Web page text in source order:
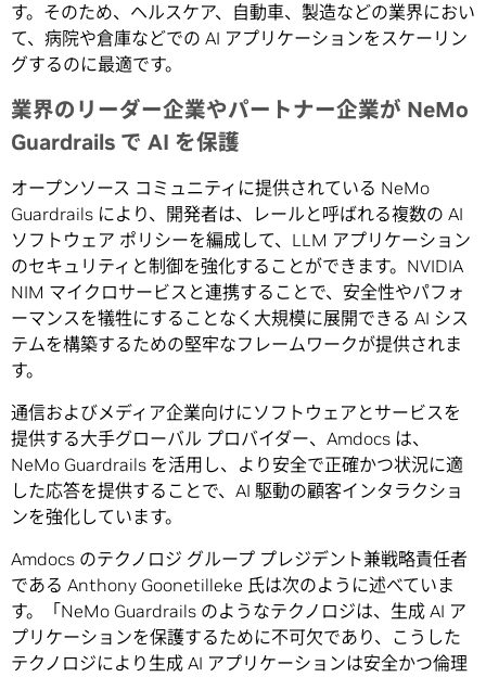
す。そのため、ヘルスケア、自動車、製造などの業界におい
て、病院や倉庫などでの AI アプリケーションをスケーリン
グするのに最適です。
業界のリーダー企業やパートナー企業が NeMo
Guardrails で AI を保護
オープンソース コミュニティに提供されている NeMo
Guardrails により、開発者は、レールと呼ばれる複数の AI
ソフトウェア ポリシーを編成して、LLM アプリケーション
のセキュリティと制御を強化することができます。NVIDIA
NIM マイクロサービスと連携することで、安全性やパフォ
ーマンスを犠牲にすることなく大規模に展開できる AI シス
テムを構築するための堅牢なフレームワークが提供されま
す。
通信およびメディア企業向けにソフトウェアとサービスを
提供する大手グローバル プロバイダー、Amdocs は、
NeMo Guardrails を活用し、より安全で正確かつ状況に適
した応答を提供することで、AI 駆動の顧客インタラクショ
ンを強化しています。
Amdocs のテクノロジ グループ プレジデント兼戦略責任者
である Anthony Goonetilleke 氏は次のように述べていま
す。「NeMo Guardrails のようなテクノロジは、生成 AI ア
プリケーションを保護するために不可欠であり、こうした
テクノロジにより生成 AI アプリケーションは安全かつ倫理